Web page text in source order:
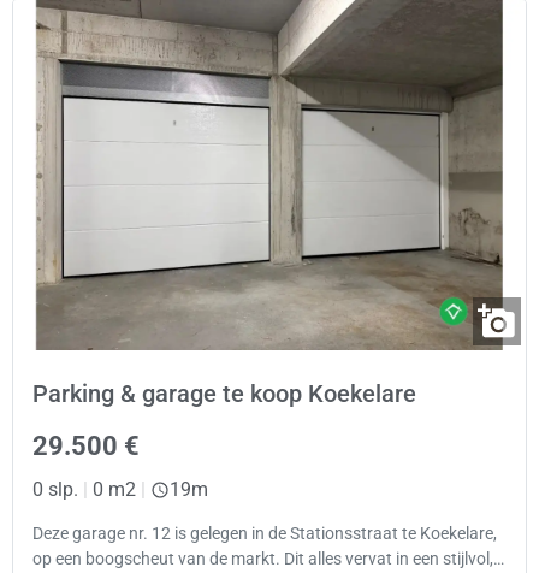
Parking & garage te koop Koekelare
29.500 €
0 slp. | 0 m2 | 19m
Deze garage nr. 12 is gelegen in de Stationsstraat te Koekelare,
op een boogscheut van de markt. Dit alles vervat in een stijlvol,…